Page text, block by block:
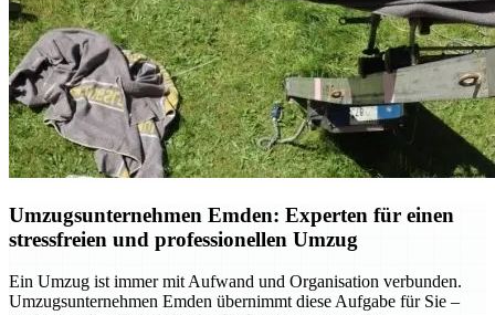
Umzugsunternehmen Emden: Experten für einen
stressfreien und professionellen Umzug
Ein Umzug ist immer mit Aufwand und Organisation verbunden.
Umzugsunternehmen Emden übernimmt diese Aufgabe für Sie –